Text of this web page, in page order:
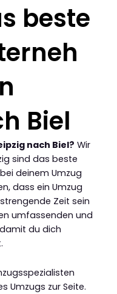
beste
Biel
nach Biel? Wir
sind das beste
deinem Umzug
dass ein Umzug
Zeit sein
umfassenden und
du dich
Umzugs zur Seite.